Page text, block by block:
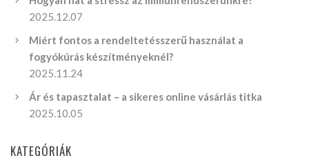
2025.12.07
Miért fontos a rendeltetésszerű használat a
fogyókúrás készítményeknél?
2025.11.24
Ár és tapasztalat – a sikeres online vásárlás titka
2025.10.05
KATEGÓRIÁK